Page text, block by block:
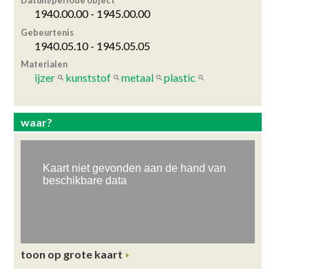
1940.00.00 - 1945.00.00
Gebeurtenis
1940.05.10 - 1945.05.05
Materialen
ijzer kunststof metaal plastic
waar?
toon op grote kaart